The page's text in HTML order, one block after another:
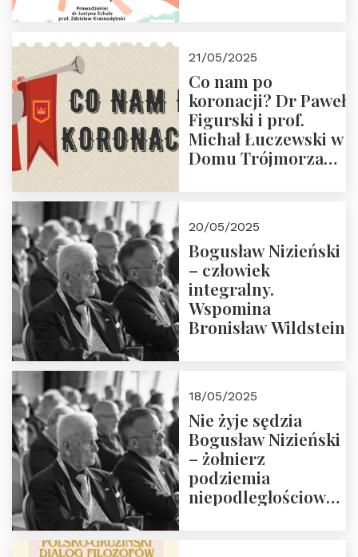
Zapraszamy do
zapisów.
21/05/2025
Co nam po
koronacji? Dr Paweł
Figurski i prof.
Michał Łuczewski w
Domu Trójmorza
20/05/2025
Bogusław Nizieński
– człowiek
integralny.
Wspomina
Bronisław Wildstein
18/05/2025
Nie żyje sędzia
Bogusław Nizieński
– żołnierz
podziemia
niepodległościowego